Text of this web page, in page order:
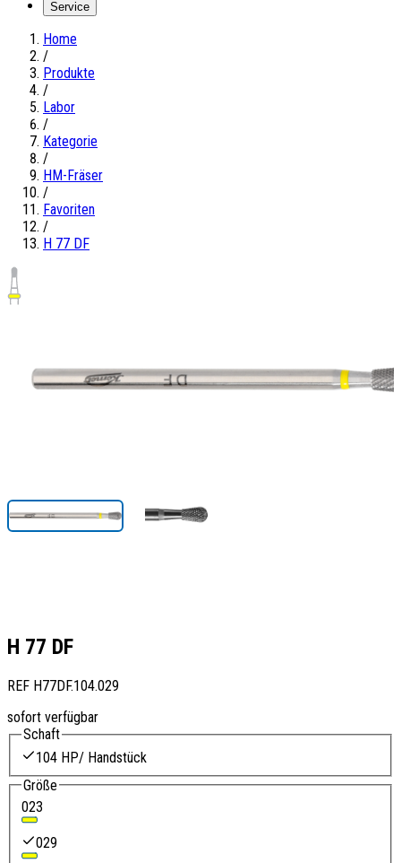
Service
Home
/
Produkte
/
Labor
/
Kategorie
/
HM-Fräser
/
Favoriten
/
H 77 DF
H 77 DF
REF H77DF.104.029
sofort verfügbar
Schaft
104 HP/ Handstück
Größe
023
029